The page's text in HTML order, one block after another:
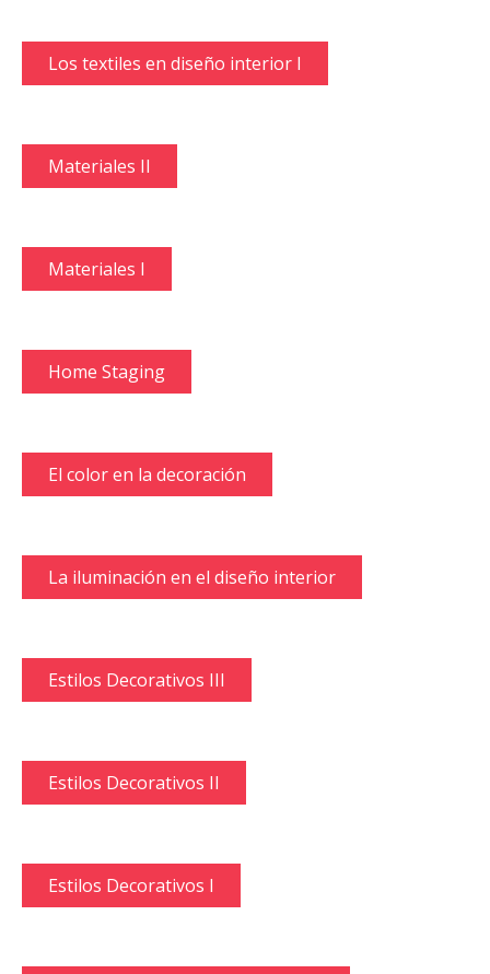
Los textiles en diseño interior I
Materiales II
Materiales I
Home Staging
El color en la decoración
La iluminación en el diseño interior
Estilos Decorativos III
Estilos Decorativos II
Estilos Decorativos I